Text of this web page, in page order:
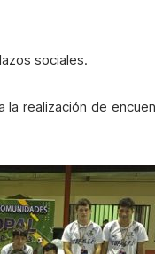
sociales.
realización de